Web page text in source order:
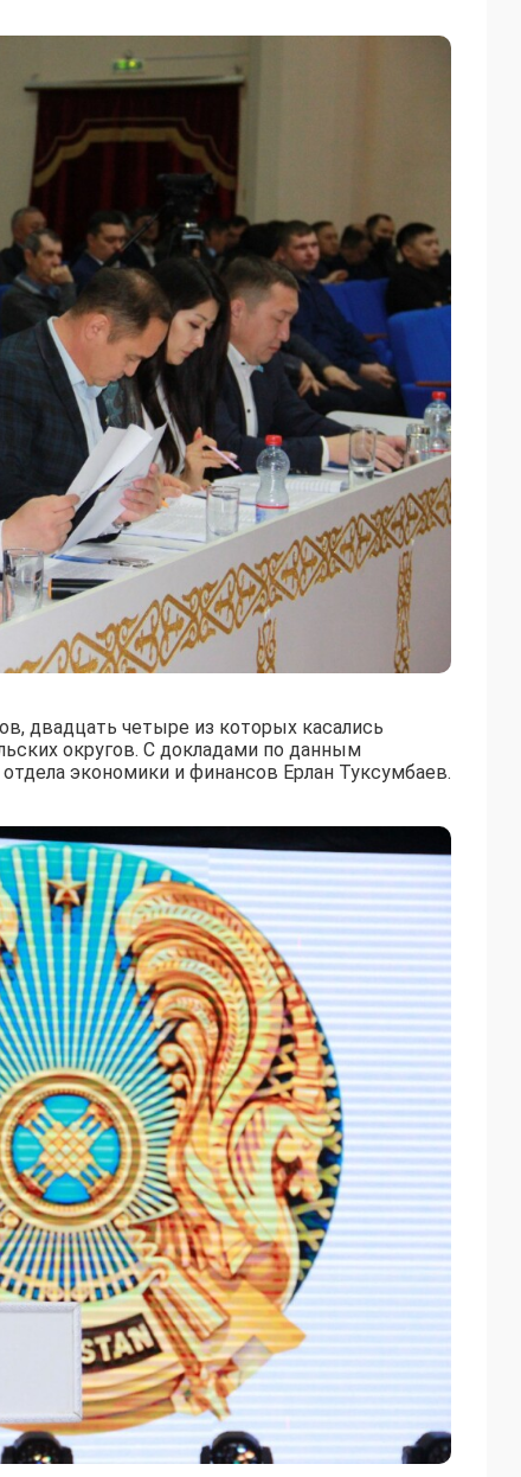
двадцать четыре из которых касались
округов. С докладами по данным
экономики и финансов Ерлан Туксумбаев.